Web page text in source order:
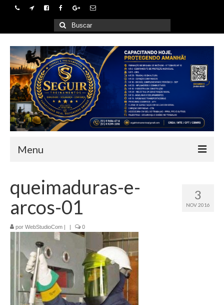
Buscar
por:
Menu
Empresa
Cursos e Treinamentos
Segurança do Trabalho
Palestras
Contato
3
NOV 2016
queimaduras-e-
arcos-01
por WebStudioCom | | 0